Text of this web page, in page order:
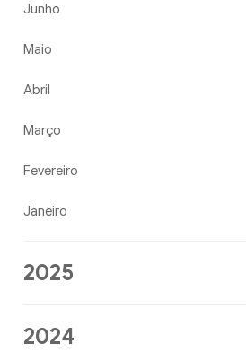
Junho
Maio
Abril
Março
Fevereiro
Janeiro
2025
2024